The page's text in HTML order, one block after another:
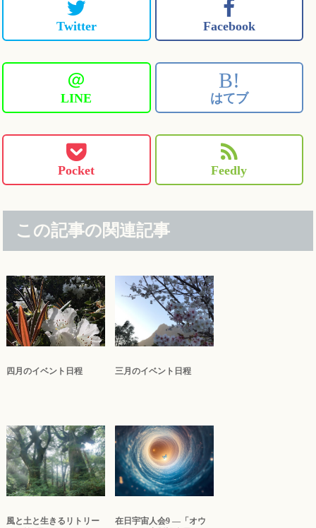
Twitter Facebook
＠
LINE
B!
はてブ
Pocket Feedly
この記事の関連記事
四月のイベント日程 三月のイベント日程
風と土と生きるリトリー
在日宇宙人会9 ―「オウ